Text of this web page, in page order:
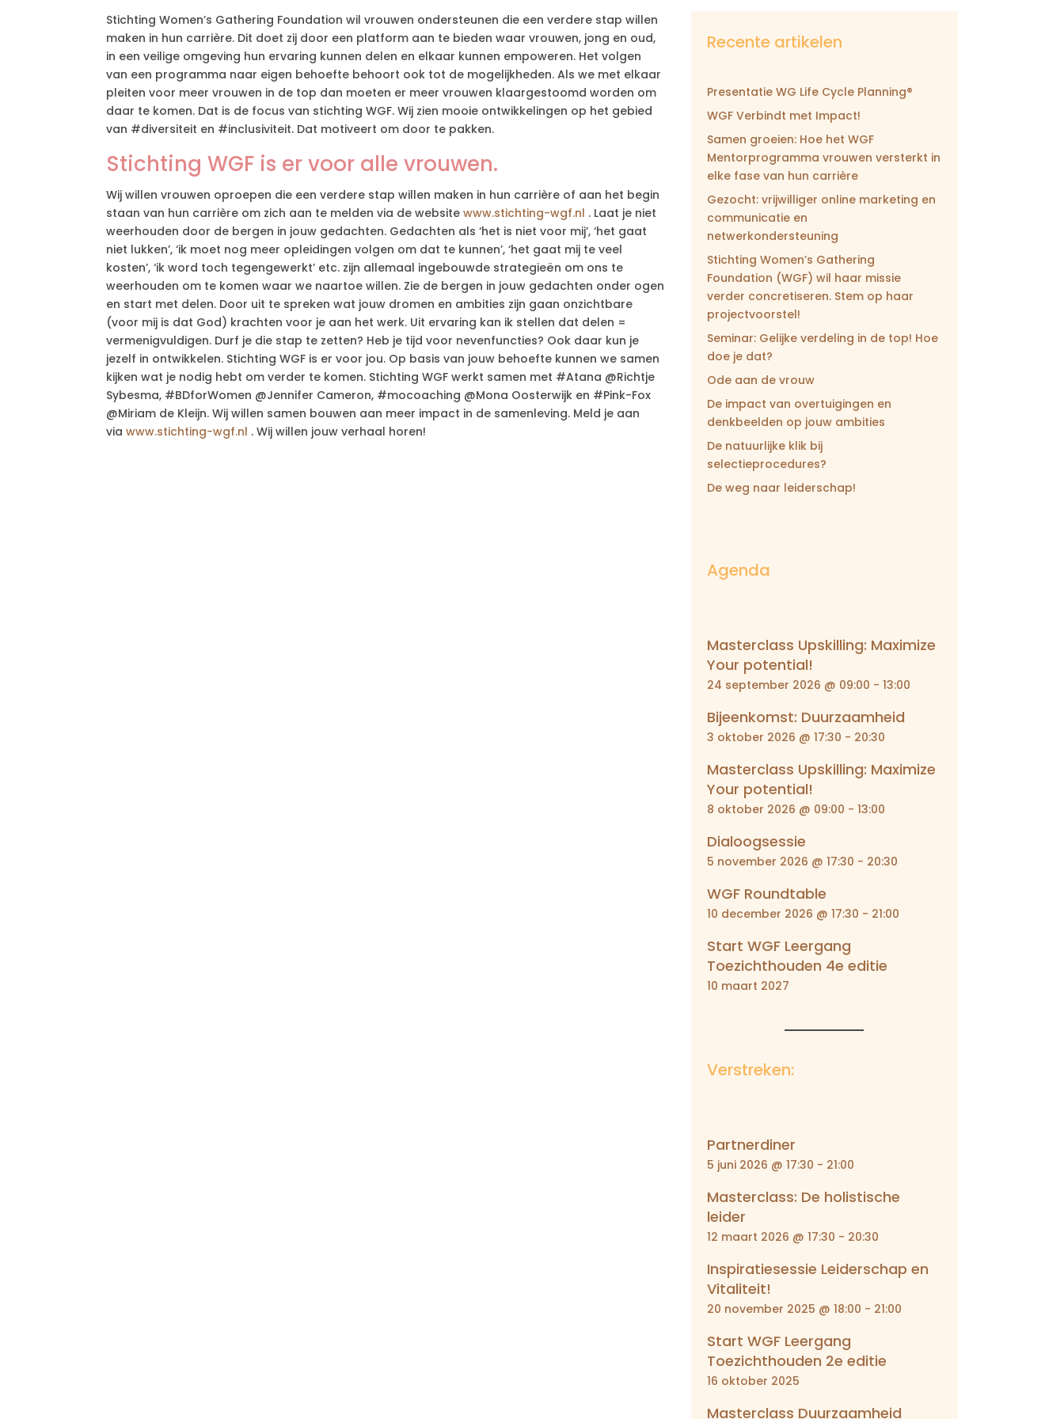
Stichting Women’s Gathering Foundation wil vrouwen ondersteunen die een verdere stap willen
maken in hun carrière. Dit doet zij door een platform aan te bieden waar vrouwen, jong en oud,
in een veilige omgeving hun ervaring kunnen delen en elkaar kunnen empoweren. Het volgen
van een programma naar eigen behoefte behoort ook tot de mogelijkheden. Als we met elkaar
pleiten voor meer vrouwen in de top dan moeten er meer vrouwen klaargestoomd worden om
daar te komen. Dat is de focus van stichting WGF. Wij zien mooie ontwikkelingen op het gebied
van #diversiteit en #inclusiviteit. Dat motiveert om door te pakken.
Stichting WGF is er voor alle vrouwen.
Wij willen vrouwen oproepen die een verdere stap willen maken in hun carrière of aan het begin
staan van hun carrière om zich aan te melden via de websitewww.stichting-wgf.nl . Laat je niet
weerhouden door de bergen in jouw gedachten. Gedachten als ‘het is niet voor mij’, ‘het gaat
niet lukken’, ‘ik moet nog meer opleidingen volgen om dat te kunnen’, ‘het gaat mij te veel
kosten’, ‘ik word toch tegengewerkt’ etc. zijn allemaal ingebouwde strategieën om ons te
weerhouden om te komen waar we naartoe willen. Zie de bergen in jouw gedachten onder ogen
en start met delen. Door uit te spreken wat jouw dromen en ambities zijn gaan onzichtbare
(voor mij is dat God) krachten voor je aan het werk. Uit ervaring kan ik stellen dat delen =
vermenigvuldigen. Durf je die stap te zetten? Heb je tijd voor nevenfuncties? Ook daar kun je
jezelf in ontwikkelen. Stichting WGF is er voor jou. Op basis van jouw behoefte kunnen we samen
kijken wat je nodig hebt om verder te komen. Stichting WGF werkt samen met #Atana @Richtje
Sybesma, #BDforWomen @Jennifer Cameron, #mocoaching @Mona Oosterwijk en #Pink-Fox
@Miriam de Kleijn. Wij willen samen bouwen aan meer impact in de samenleving. Meld je aan
viawww.stichting-wgf.nl . Wij willen jouw verhaal horen!
Recente artikelen
Presentatie WG Life Cycle Planning®
WGF Verbindt met Impact!
Samen groeien: Hoe het WGF
Mentorprogramma vrouwen versterkt in
elke fase van hun carrière
Gezocht: vrijwilliger online marketing en
communicatie en
netwerkondersteuning
Stichting Women’s Gathering
Foundation (WGF) wil haar missie
verder concretiseren. Stem op haar
projectvoorstel!
Seminar: Gelijke verdeling in de top! Hoe
doe je dat?
Ode aan de vrouw
De impact van overtuigingen en
denkbeelden op jouw ambities
De natuurlijke klik bij
selectieprocedures?
De weg naar leiderschap!
Agenda
Masterclass Upskilling: Maximize
Your potential!
24 september 2026 @ 09:00 - 13:00
Bijeenkomst: Duurzaamheid
3 oktober 2026 @ 17:30 - 20:30
Masterclass Upskilling: Maximize
Your potential!
8 oktober 2026 @ 09:00 - 13:00
Dialoogsessie
5 november 2026 @ 17:30 - 20:30
WGF Roundtable
10 december 2026 @ 17:30 - 21:00
Start WGF Leergang
Toezichthouden 4e editie
10 maart 2027
Verstreken:
Partnerdiner
5 juni 2026 @ 17:30 - 21:00
Masterclass: De holistische
leider
12 maart 2026 @ 17:30 - 20:30
Inspiratiesessie Leiderschap en
Vitaliteit!
20 november 2025 @ 18:00 - 21:00
Start WGF Leergang
Toezichthouden 2e editie
16 oktober 2025
Masterclass Duurzaamheid